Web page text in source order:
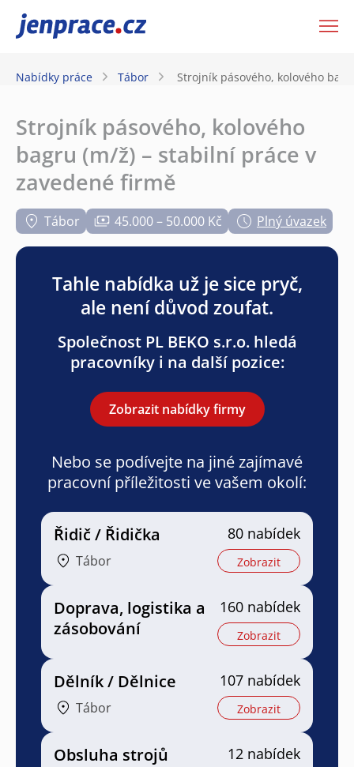
JenPráce.cz
Nabídky práce Tábor Strojník pásového, kolového
Strojník pásového, kolového
bagru (m/ž) – stabilní práce v
zavedené firmě
Tábor 45.000 – 50.000 Kč Plný úvazek
Tahle nabídka už je sice pryč,
ale není důvod zoufat.
Společnost PL BEKO s.r.o. hledá
pracovníky i na další pozice:
Zobrazit nabídky firmy
Nebo se podívejte na jiné zajímavé
pracovní příležitosti ve vašem okolí:
Řidič / Řidička
Tábor
80 nabídek
Zobrazit
Doprava, logistika a
zásobování
160 nabídek
Zobrazit
Dělník / Dělnice
Tábor
107 nabídek
Zobrazit
Obsluha strojů 12 nabídek